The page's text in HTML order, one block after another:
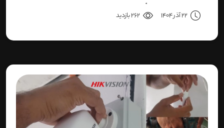
بهترین انتخاب است.
22 آذر 1404 262 بازدید